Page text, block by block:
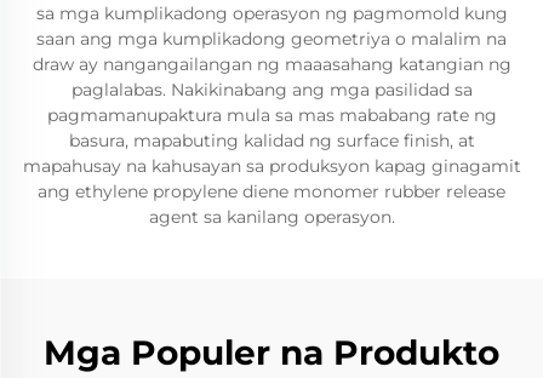
sa mga kumplikadong operasyon ng pagmomold kung
saan ang mga kumplikadong geometriya o malalim na
draw ay nangangailangan ng maaasahang katangian ng
paglalabas. Nakikinabang ang mga pasilidad sa
pagmamanupaktura mula sa mas mababang rate ng
basura, mapabuting kalidad ng surface finish, at
mapahusay na kahusayan sa produksyon kapag ginagamit
ang ethylene propylene diene monomer rubber release
agent sa kanilang operasyon.
Mga Populer na Produkto